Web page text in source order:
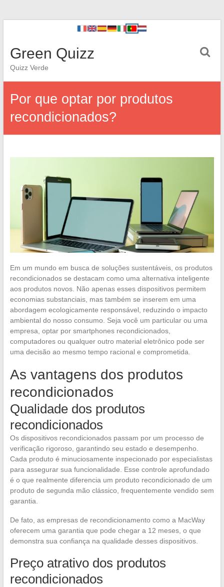
Green Quizz
Quizz Verde
Por que optar por produtos
recondicionados?
Em um mundo em busca de soluções sustentáveis, os produtos
recondicionados se destacam como uma alternativa inteligente
aos produtos novos. Não apenas esses dispositivos permitem
economias substanciais, mas também se inserem em uma
abordagem ecologicamente responsável, reduzindo o impacto
ambiental do nosso consumo. Seja você um particular ou uma
empresa, optar por smartphones recondicionados,
computadores ou qualquer outro material eletrônico pode ser
uma decisão ao mesmo tempo racional e comprometida.
As vantagens dos produtos
recondicionados
Qualidade dos produtos
recondicionados
Os dispositivos recondicionados passam por um processo de
verificação rigoroso, garantindo seu estado e desempenho.
Cada produto é minuciosamente inspecionado por especialistas
para assegurar sua funcionalidade. Esse controle aprofundado
é o que realmente diferencia um produto recondicionado de um
produto de segunda mão clássico, frequentemente vendido sem
garantia.
De fato, as empresas de recondicionamento como a MacWay
oferecem uma garantia que pode chegar a 12 meses, o que
demonstra sua confiança na qualidade desses dispositivos.
Preço atrativo dos produtos
recondicionados